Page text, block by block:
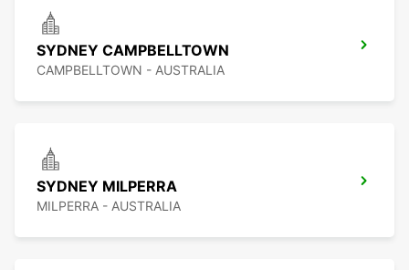
SYDNEY CAMPBELLTOWN
CAMPBELLTOWN - AUSTRALIA
SYDNEY MILPERRA
MILPERRA - AUSTRALIA